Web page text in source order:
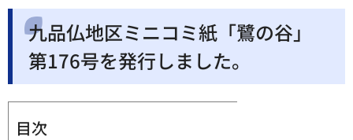
九品仏地区ミニコミ紙「鷺の谷」
第176号を発行しました。
目次